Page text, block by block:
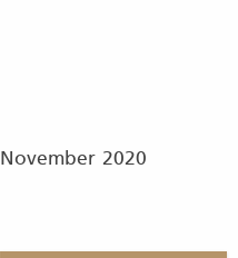
November 2020